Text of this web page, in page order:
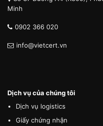
Minh
0902 366 020
info@vietcert.vn
Dịch vụ của chúng tôi
Dịch vụ logistics
Giấy chứng nhận